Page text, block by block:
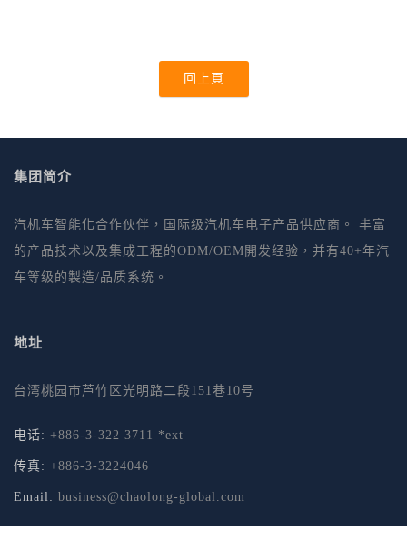
回上頁
集团简介
汽机车智能化合作伙伴，国际级汽机车电子产品供应商。 丰富
的产品技术以及集成工程的ODM/OEM開发经验，并有40+年汽
车等级的製造/品质系统。
地址
台湾桃园市芦竹区光明路二段151巷10号
电话: +886-3-322 3711 *ext
传真: +886-3-3224046
Email: business@chaolong-global.com